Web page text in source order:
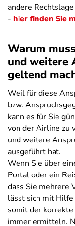
andere
- hier finden Sie
Warum
und weitere
geltend
Weil für diese
bzw.
kann es für Sie
von der Airline zu
und weitere
ausgeführt hat.
Wenn Sie über
Portal oder ein
dass Sie mehrere
lässt sich mit
somit der
immer ermitteln.